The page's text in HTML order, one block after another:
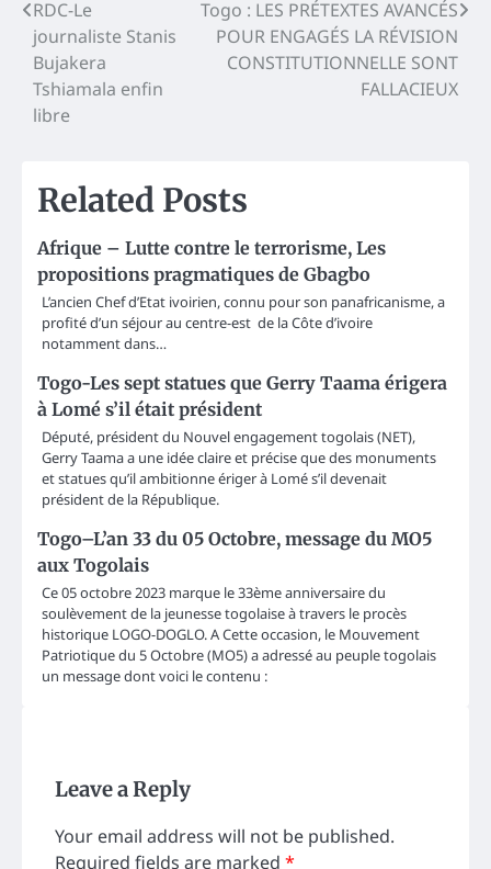
Post
navigation
RDC-Le
journaliste Stanis
Bujakera
Tshiamala enfin
libre
Togo : LES PRÉTEXTES AVANCÉS
POUR ENGAGÉS LA RÉVISION
CONSTITUTIONNELLE SONT
FALLACIEUX
Related Posts
Afrique – Lutte contre le terrorisme, Les
propositions pragmatiques de Gbagbo
L’ancien Chef d’Etat ivoirien, connu pour son panafricanisme, a
profité d’un séjour au centre-est de la Côte d’ivoire
notamment dans…
Togo-Les sept statues que Gerry Taama érigera
à Lomé s’il était président
Député, président du Nouvel engagement togolais (NET),
Gerry Taama a une idée claire et précise que des monuments
et statues qu’il ambitionne ériger à Lomé s’il devenait
président de la République.
Togo–L’an 33 du 05 Octobre, message du MO5
aux Togolais
Ce 05 octobre 2023 marque le 33ème anniversaire du
soulèvement de la jeunesse togolaise à travers le procès
historique LOGO-DOGLO. A Cette occasion, le Mouvement
Patriotique du 5 Octobre (MO5) a adressé au peuple togolais
un message dont voici le contenu :
Leave a Reply
Your email address will not be published.
Required fields are marked *